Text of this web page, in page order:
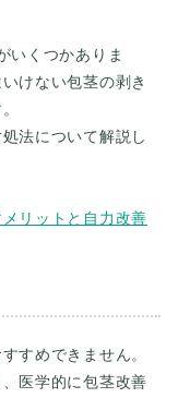
いくつかありま
けない包茎の剥き
法について解説し
リットと自力改善
すめできません。
医学的に包茎改善